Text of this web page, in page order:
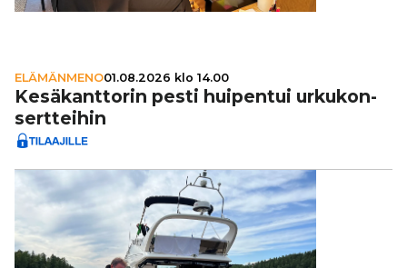
ELÄMÄNMENO01.08.2026 klo 14.00
Kesä­kant­to­rin pesti huipentui urku­kon­
sert­tei­hin